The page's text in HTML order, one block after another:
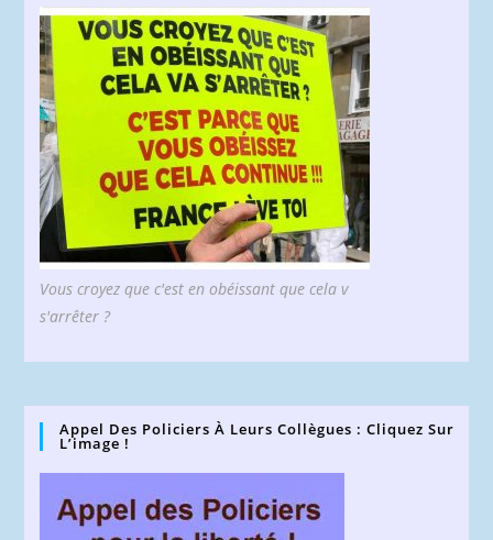
Vous croyez que c'est en obéissant que cela v
s'arrêter ?
Appel Des Policiers À Leurs Collègues : Cliquez Sur
L’image !